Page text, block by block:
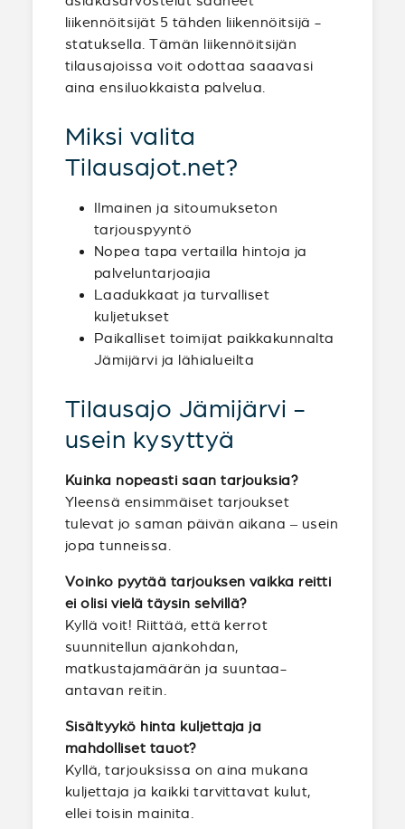
liikennöitsijät 5 tähden liikennöitsijä -
statuksella. Tämän liikennöitsijän
tilausajoissa voit odottaa saaavasi
aina ensiluokkaista palvelua.
Miksi valita
Tilausajot.net?
Ilmainen ja sitoumukseton
tarjouspyyntö
Nopea tapa vertailla hintoja ja
palveluntarjoajia
Laadukkaat ja turvalliset
kuljetukset
Paikalliset toimijat paikkakunnalta
Jämijärvi ja lähialueilta
Tilausajo Jämijärvi -
usein kysyttyä
Kuinka nopeasti saan tarjouksia?
Yleensä ensimmäiset tarjoukset
tulevat jo saman päivän aikana – usein
jopa tunneissa.
Voinko pyytää tarjouksen vaikka reitti
ei olisi vielä täysin selvillä?
Kyllä voit! Riittää, että kerrot
suunnitellun ajankohdan,
matkustajamäärän ja suuntaa-
antavan reitin.
Sisältyykö hinta kuljettaja ja
mahdolliset tauot?
Kyllä, tarjouksissa on aina mukana
kuljettaja ja kaikki tarvittavat kulut,
ellei toisin mainita.